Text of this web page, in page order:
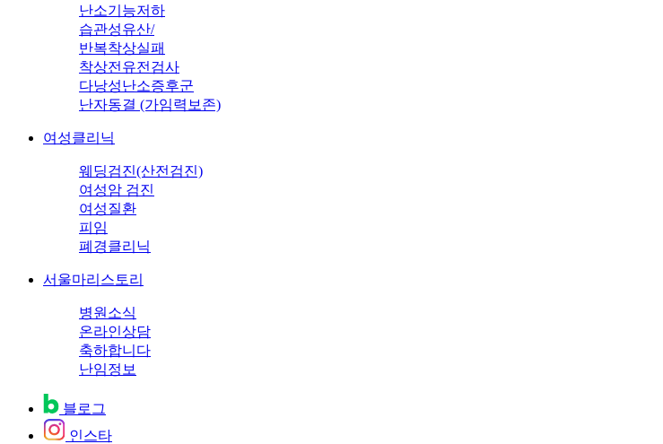
난소기능저하
습관성유산/
반복착상실패
착상전유전검사
다낭성난소증후군
난자동결 (가임력보존)
여성클리닉
웨딩검진(산전검진)
여성암 검진
여성질환
피임
폐경클리닉
서울마리스토리
병원소식
온라인상담
축하합니다
난임정보
블로그
인스타